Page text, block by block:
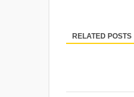
RELATED POSTS